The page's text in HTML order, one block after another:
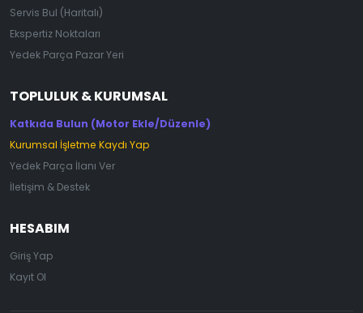
Servis Bul (Haritalı)
Ekspertiz Noktaları
Yedek Parça Pazar Yeri
TOPLULUK & KURUMSAL
Katkıda Bulun (Motor Ekle/Düzenle)
Kurumsal İşletme Kaydı Yap
Yedek Parça İlanı Ver
İletişim & Destek
HESABIM
Giriş Yap
Kayıt Ol